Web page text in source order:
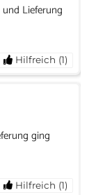
Lieferung
Hilfreich (1)
ging
Hilfreich (1)